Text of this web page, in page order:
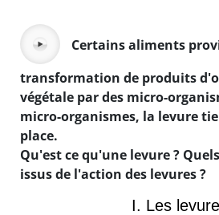
Certains aliments
transformation de produits
végétale par des micro-
micro-organismes, la levure
place.
Qu'est ce qu'une levure ?
issus de l'action des levures ?
I. Les